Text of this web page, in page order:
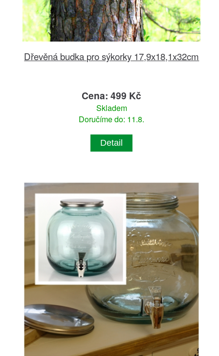
Dřevěná budka pro sýkorky 17,9x18,1x32cm
Cena: 499 Kč
Skladem
Doručíme do: 11.8.
Detail